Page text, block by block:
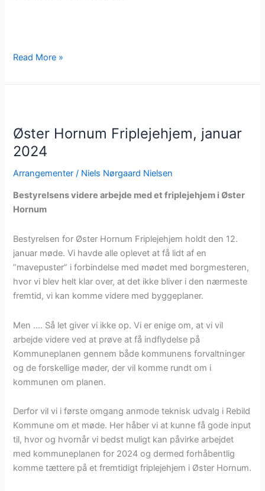
Stormen
hærgede
Read More »
Øster Hornum Friplejehjem, januar
2024
Arrangementer / Niels Nørgaard Nielsen
Bestyrelsens videre arbejde med et friplejehjem i Øster
Hornum
Bestyrelsen for Øster Hornum Friplejehjem holdt den 12.
januar møde. Vi havde alle oplevet at få lidt af en
”mavepuster” i forbindelse med mødet med borgmesteren,
hvor vi blev helt klar over, at det ikke bliver i den nærmeste
fremtid, vi kan komme videre med byggeplaner.
Men …. Så let giver vi ikke op. Vi er enige om, at vi vil
arbejde videre ved at prøve at få indflydelse på
Kommuneplanen gennem både kommunens forvaltninger
og de forskellige møder, der vil komme rundt om i
kommunen om planen.
Derfor vil vi i første omgang anmode teknisk udvalg i Rebild
Kommune om et møde. Her håber vi at kunne få gode input
til, hvor og hvornår vi bedst muligt kan påvirke arbejdet
med kommuneplanen for 2024 og dermed forhåbentlig
komme tættere på et fremtidigt friplejehjem i Øster Hornum.